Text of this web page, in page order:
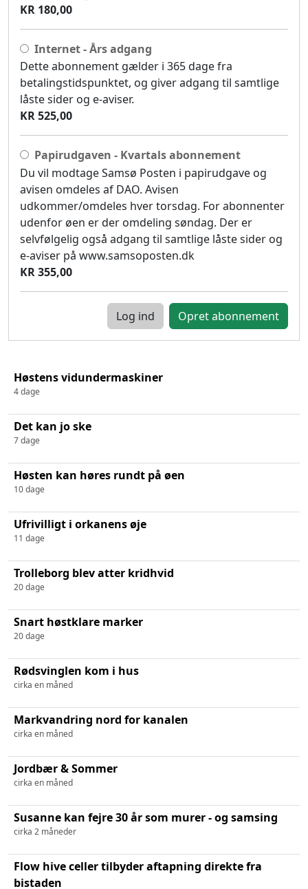
KR 180,00
Internet - Års adgang
Dette abonnement gælder i 365 dage fra
betalingstidspunktet, og giver adgang til samtlige
låste sider og e-aviser.
KR 525,00
Papirudgaven - Kvartals abonnement
Du vil modtage Samsø Posten i papirudgave og
avisen omdeles af DAO. Avisen
udkommer/omdeles hver torsdag. For abonnenter
udenfor øen er der omdeling søndag. Der er
selvfølgelig også adgang til samtlige låste sider og
e-aviser på www.samsoposten.dk
KR 355,00
Log ind
Høstens vidundermaskiner
4 dage
Det kan jo ske
7 dage
Høsten kan høres rundt på øen
10 dage
Ufrivilligt i orkanens øje
11 dage
Trolleborg blev atter kridhvid
20 dage
Snart høstklare marker
20 dage
Rødsvinglen kom i hus
cirka en måned
Markvandring nord for kanalen
cirka en måned
Jordbær & Sommer
cirka en måned
Susanne kan fejre 30 år som murer - og samsing
cirka 2 måneder
Flow hive celler tilbyder aftapning direkte fra
bistaden